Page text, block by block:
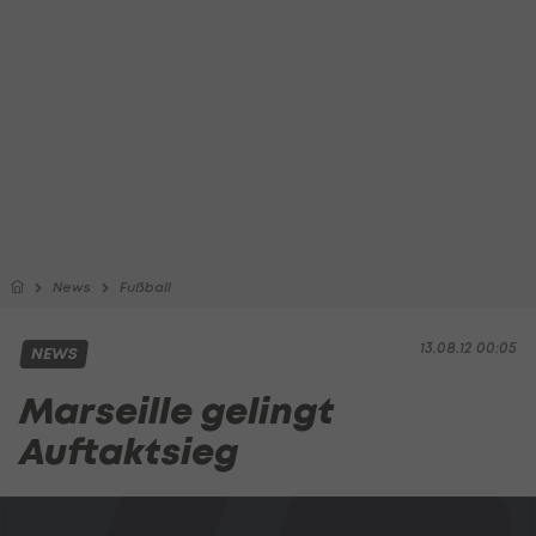
News Fußball
13.08.12 00:05
NEWS
Marseille gelingt
Auftaktsieg